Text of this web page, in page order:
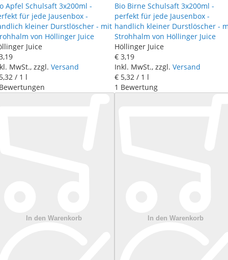
Apfel Schulsaft 3x200ml -
für jede Jausenbox -
kleiner Durstlöscher - mit
von Höllinger Juice
Juice
,19
MwSt., zzgl. Versand
,32 / 1 l
In den Warenkorb
Bio Birne Schulsaft 3x200ml -
perfekt für jede Jausenbox -
handlich kleiner Durstlöscher -
Strohhalm von Höllinger Juice
Höllinger Juice
€ 3,19
Inkl. MwSt., zzgl. Versand
€ 5,32 / 1 l
1 Bewertung
In den Warenkorb